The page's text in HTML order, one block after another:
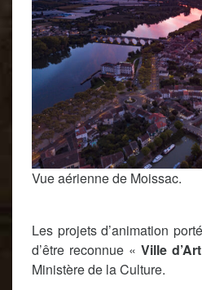
Vue aérienne de Moissac.
Les projets d’animation
d’être reconnue « Ville
Ministère de la Culture.